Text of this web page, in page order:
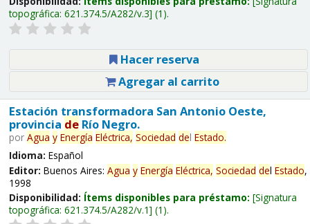
topográfica: 621.374.5/A282/v.3 (1).
Hacer reserva
Agregar al carrito
Estación transformadora San Antonio Oeste,
provincia deRío Negro.
por Agua y Energía Eléctrica, Sociedad del Estado.
Idioma: Español
Editor: Buenos Aires: Agua y Energía Eléctrica, Sociedad del Estado,
1998
Disponibilidad: Ítems disponibles para préstamo: Signatura
topográfica: 621.374.5/A282/v.1 (1).